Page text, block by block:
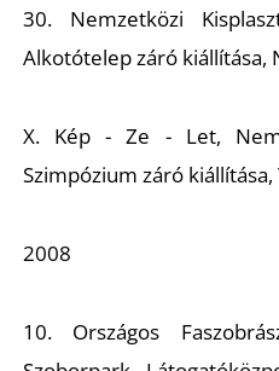
30. Nemzetközi
Alkotótelep záró kiállítása,
X. Kép - Ze - Let,
Szimpózium záró kiállítása,
2008
10. Országos